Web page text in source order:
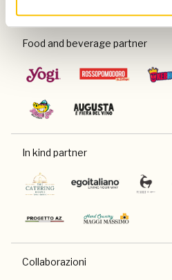
Food and beverage partner
In kind partner
Collaborazioni